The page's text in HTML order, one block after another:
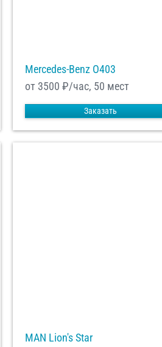
Mercedes-Benz О403
от 3500 ₽/час, 50 мест
Заказать
MAN Lion's Star